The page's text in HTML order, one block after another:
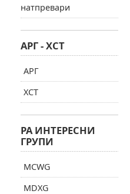
натпревари
АРГ - ХСТ
АРГ
ХСТ
РА ИНТЕРЕСНИ
ГРУПИ
MCWG
MDXG